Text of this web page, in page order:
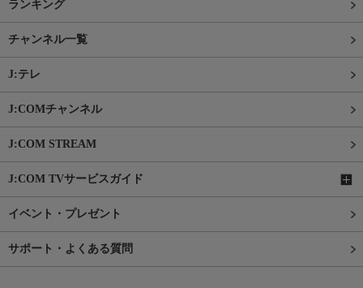
ランキング
チャンネル一覧
J:テレ
J:COMチャンネル
J:COM STREAM
J:COM TVサービスガイド
イベント・プレゼント
サポート・よくある質問